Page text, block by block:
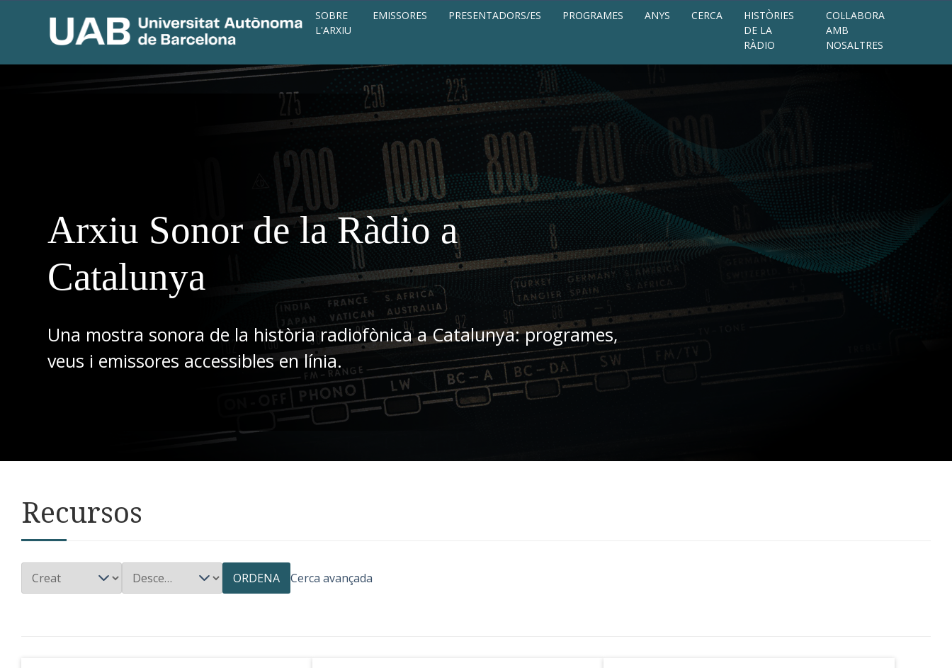
SOBRE
L'ARXIU
EMISSORES PRESENTADORS/ES PROGRAMES ANYS CERCA
HISTÒRIES
DE LA
RÀDIO
COL·LABORA
AMB
NOSALTRES
Arxiu Sonor de la Ràdio a
Catalunya
Una mostra sonora de la història radiofònica a Catalunya: programes,
veus i emissores accessibles en línia.
Recursos
ORDENA Cerca avançada